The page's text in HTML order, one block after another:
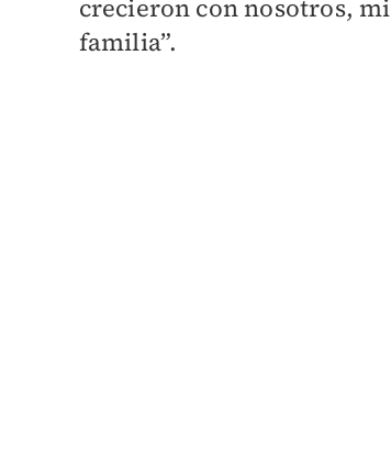
crecieron con nosotros, mi
familia”.